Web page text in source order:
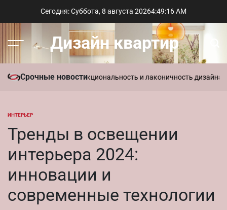
Сегодня: Суббота, 8 августа 20264:49:17AM
Меню Дизайн квартир
Срочные новости
в интерьере: функциональность и лаконичность дизайна
ОПУБЛИКОВАНО
ИНТЕРЬЕР
Тренды в освещении
интерьера 2024:
инновации и
современные технологии